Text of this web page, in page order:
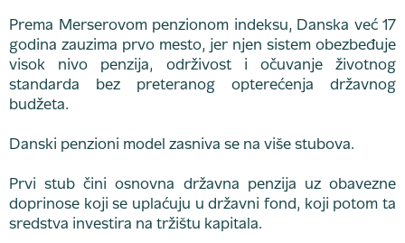
Prema Merserovom penzionom indeksu, Danska već 17
godina zauzima prvo mesto, jer njen sistem obezbeđuje
visok nivo penzija, održivost i očuvanje životnog
standarda bez preteranog opterećenja državnog
budžeta.
Danski penzioni model zasniva se na više stubova.
Prvi stub čini osnovna državna penzija uz obavezne
doprinose koji se uplaćuju u državni fond, koji potom ta
sredstva investira na tržištu kapitala.